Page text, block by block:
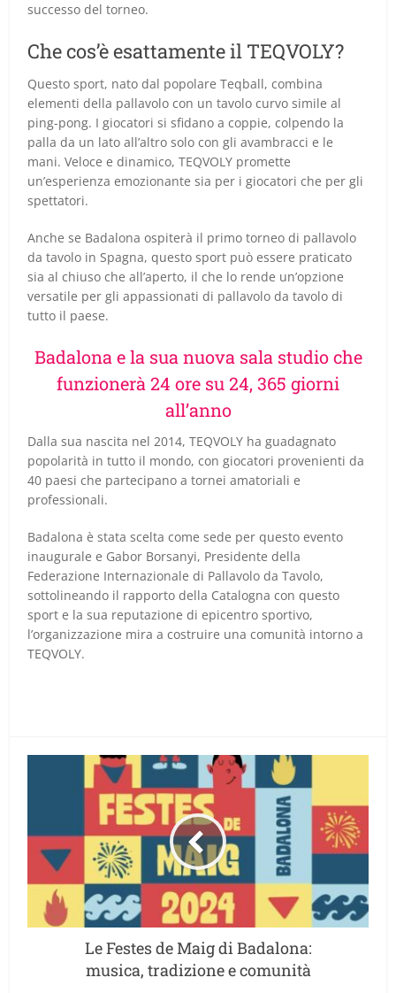
successo del torneo.
Che cos’è esattamente il TEQVOLY?
Questo sport, nato dal popolare Teqball, combina
elementi della pallavolo con un tavolo curvo simile al
ping-pong. I giocatori si sfidano a coppie, colpendo la
palla da un lato all’altro solo con gli avambracci e le
mani. Veloce e dinamico, TEQVOLY promette
un’esperienza emozionante sia per i giocatori che per gli
spettatori.
Anche se Badalona ospiterà il primo torneo di pallavolo
da tavolo in Spagna, questo sport può essere praticato
sia al chiuso che all’aperto, il che lo rende un’opzione
versatile per gli appassionati di pallavolo da tavolo di
tutto il paese.
Badalona e la sua nuova sala studio che
funzionerà 24 ore su 24, 365 giorni
all’anno
Dalla sua nascita nel 2014, TEQVOLY ha guadagnato
popolarità in tutto il mondo, con giocatori provenienti da
40 paesi che partecipano a tornei amatoriali e
professionali.
Badalona è stata scelta come sede per questo evento
inaugurale e Gabor Borsanyi, Presidente della
Federazione Internazionale di Pallavolo da Tavolo,
sottolineando il rapporto della Catalogna con questo
sport e la sua reputazione di epicentro sportivo,
l’organizzazione mira a costruire una comunità intorno a
TEQVOLY.
Le Festes de Maig di Badalona:
musica, tradizione e comunità